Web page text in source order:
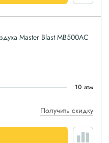
Master Blast MB500AC
10 атм
Получить скидку